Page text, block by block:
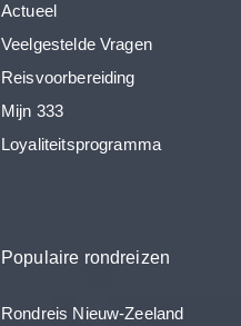
Actueel
Veelgestelde Vragen
Reisvoorbereiding
Mijn 333
Loyaliteitsprogramma
Populaire rondreizen
Rondreis Nieuw-Zeeland